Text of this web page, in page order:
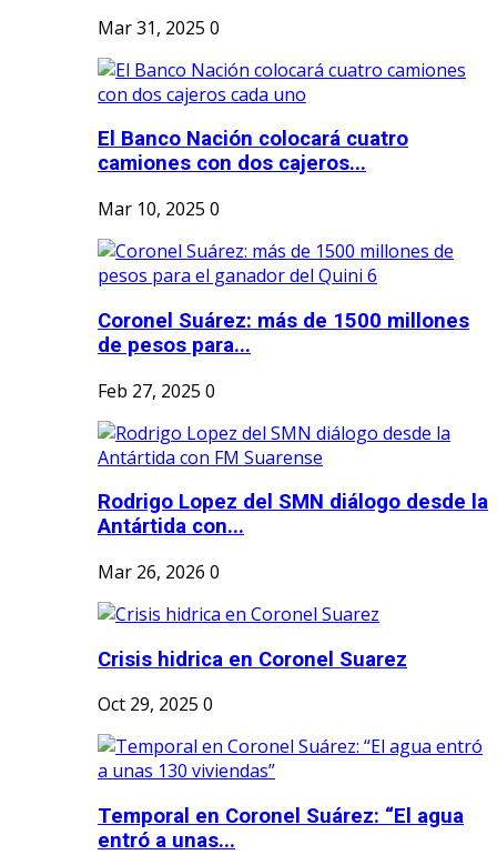
Mar 31, 2025 0
El Banco Nación colocará cuatro
camiones con dos cajeros...
Mar 10, 2025 0
Coronel Suárez: más de 1500 millones
de pesos para...
Feb 27, 2025 0
Rodrigo Lopez del SMN diálogo desde la
Antártida con...
Mar 26, 2026 0
Crisis hidrica en Coronel Suarez
Oct 29, 2025 0
Temporal en Coronel Suárez: “El agua
entró a unas...